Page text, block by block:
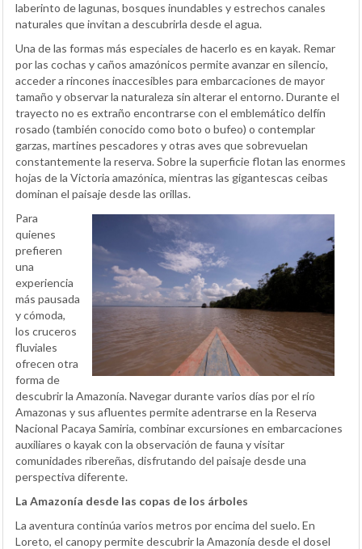
laberinto de lagunas, bosques inundables y estrechos canales
naturales que invitan a descubrirla desde el agua.
Una de las formas más especiales de hacerlo es en kayak. Remar
por las cochas y caños amazónicos permite avanzar en silencio,
acceder a rincones inaccesibles para embarcaciones de mayor
tamaño y observar la naturaleza sin alterar el entorno. Durante el
trayecto no es extraño encontrarse con el emblemático delfín
rosado (también conocido como boto o bufeo) o contemplar
garzas, martines pescadores y otras aves que sobrevuelan
constantemente la reserva. Sobre la superficie flotan las enormes
hojas de la Victoria amazónica, mientras las gigantescas ceibas
dominan el paisaje desde las orillas.
Para
quienes
prefieren
una
experiencia
más pausada
y cómoda,
los cruceros
fluviales
ofrecen otra
forma de
descubrir la Amazonía. Navegar durante varios días por el río
Amazonas y sus afluentes permite adentrarse en la Reserva
Nacional Pacaya Samiria, combinar excursiones en embarcaciones
auxiliares o kayak con la observación de fauna y visitar
comunidades ribereñas, disfrutando del paisaje desde una
perspectiva diferente.
La Amazonía desde las copas de los árboles
La aventura continúa varios metros por encima del suelo. En
Loreto, el canopy permite descubrir la Amazonía desde el dosel